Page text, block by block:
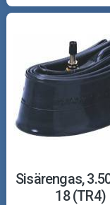
Sisärengas,
18 (TR4)